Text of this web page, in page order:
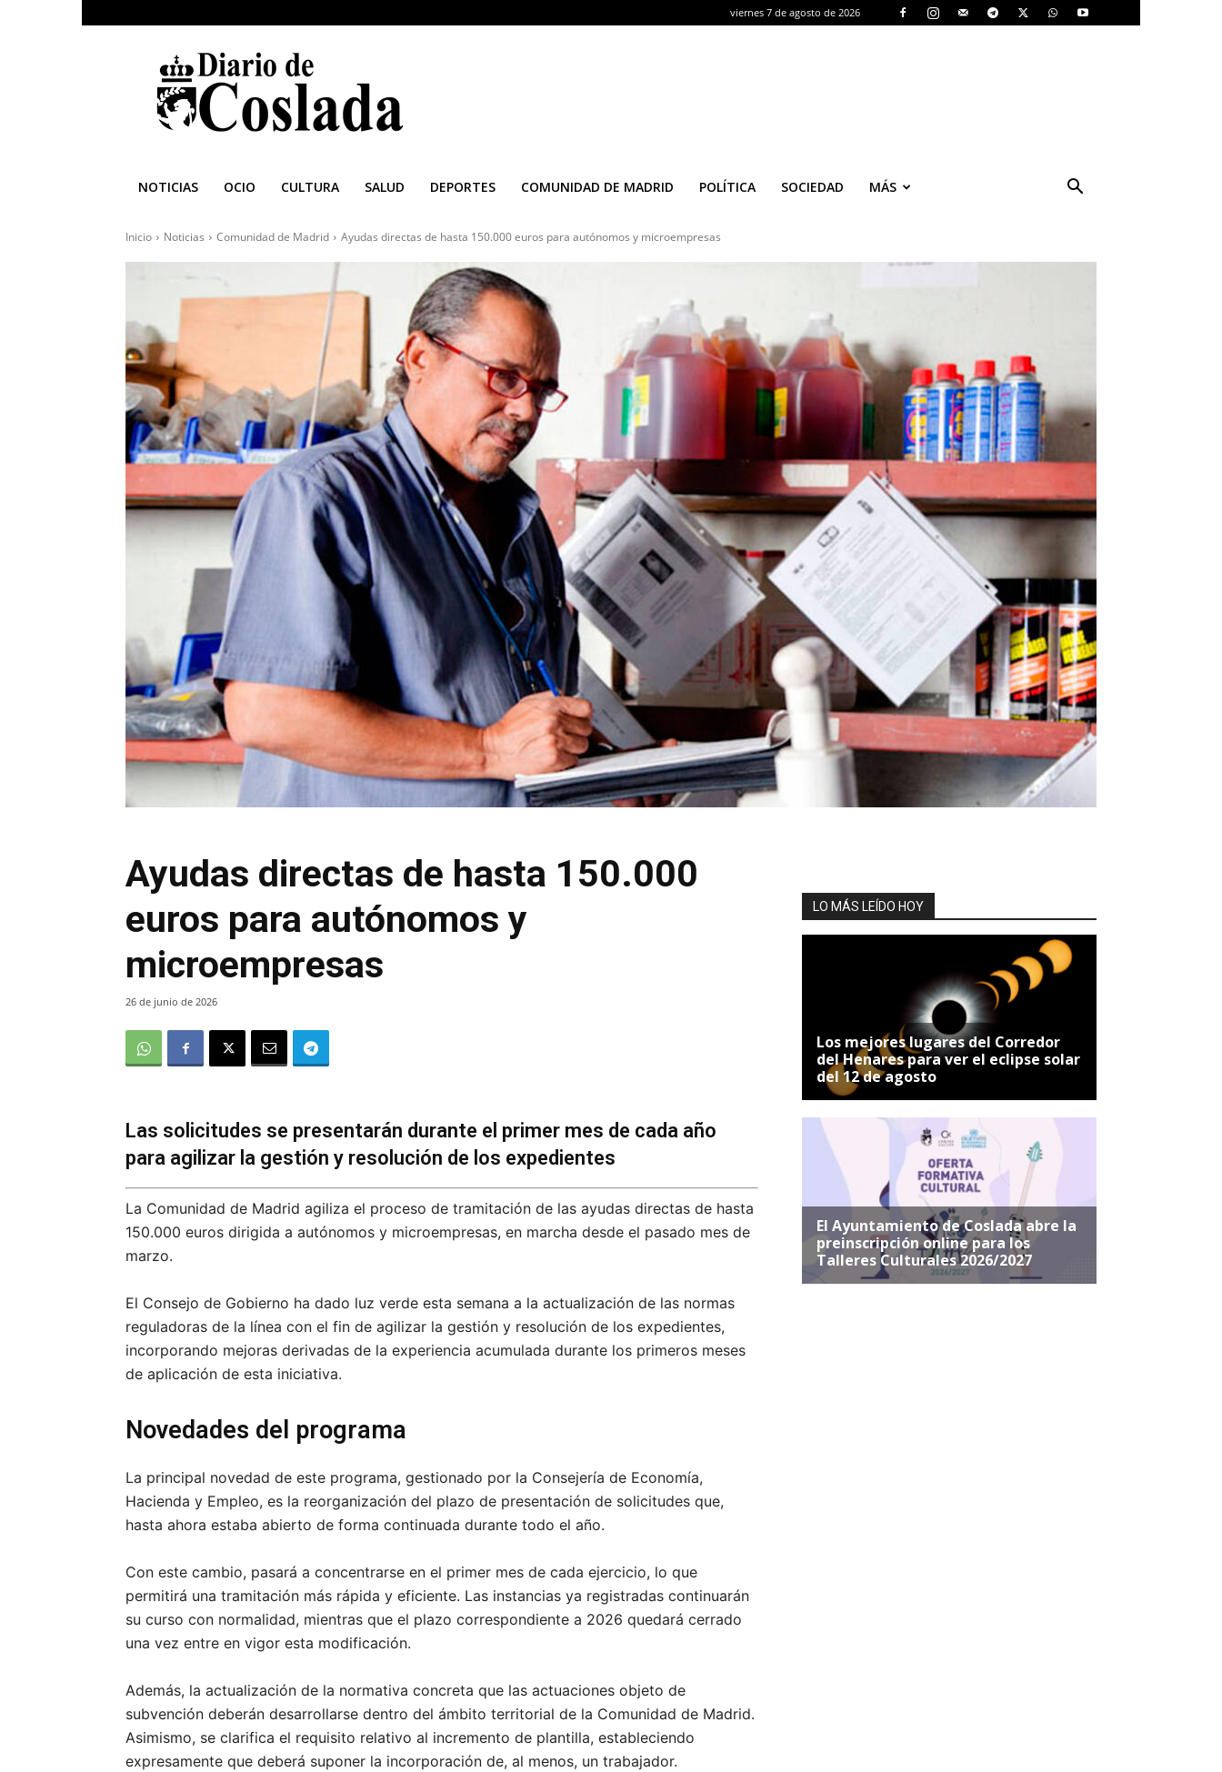
viernes 7 de agosto de 2026
Diario
de
Coslada
NOTICIAS OCIO CULTURA SALUD DEPORTES COMUNIDAD DE MADRID POLÍTICA SOCIEDAD MÁS
Inicio Noticias Comunidad de Madrid Ayudas directas de hasta 150.000 euros para autónomos y microempresas
Ayudas directas de hasta 150.000
euros para autónomos y
microempresas
26 de junio de 2026
Las solicitudes se presentarán durante el primer mes de cada año
para agilizar la gestión y resolución de los expedientes
La Comunidad de Madrid agiliza el proceso de tramitación de las ayudas directas de hasta
150.000 euros dirigida a autónomos y microempresas, en marcha desde el pasado mes de
marzo.
El Consejo de Gobierno ha dado luz verde esta semana a la actualización de las normas
reguladoras de la línea con el fin de agilizar la gestión y resolución de los expedientes,
incorporando mejoras derivadas de la experiencia acumulada durante los primeros meses
de aplicación de esta iniciativa.
Novedades del programa
La principal novedad de este programa, gestionado por la Consejería de Economía,
Hacienda y Empleo, es la reorganización del plazo de presentación de solicitudes que,
hasta ahora estaba abierto de forma continuada durante todo el año.
Con este cambio, pasará a concentrarse en el primer mes de cada ejercicio, lo que
permitirá una tramitación más rápida y eficiente. Las instancias ya registradas continuarán
su curso con normalidad, mientras que el plazo correspondiente a 2026 quedará cerrado
una vez entre en vigor esta modificación.
Además, la actualización de la normativa concreta que las actuaciones objeto de
subvención deberán desarrollarse dentro del ámbito territorial de la Comunidad de Madrid.
Asimismo, se clarifica el requisito relativo al incremento de plantilla, estableciendo
expresamente que deberá suponer la incorporación de, al menos, un trabajador.
LO MÁS LEÍDO HOY